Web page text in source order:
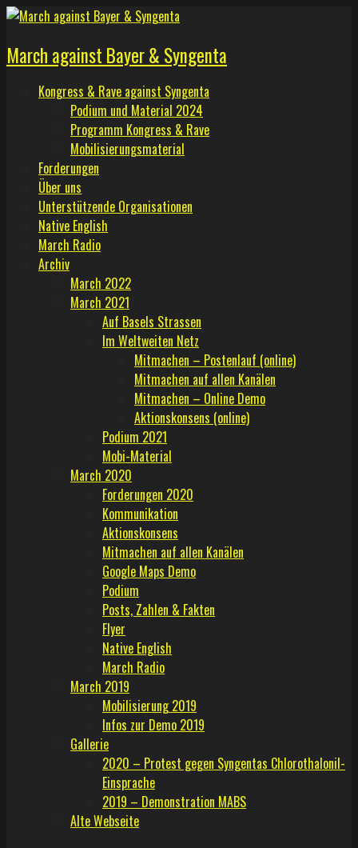
Skip
content
March against Bayer & Syngenta
Kongress & Rave against Syngenta
Podium und Material 2024
Programm Kongress & Rave
Mobilisierungsmaterial
Forderungen
Über uns
Unterstützende Organisationen
Native English
March Radio
Archiv
March 2022
March 2021
Auf Basels Strassen
Im Weltweiten Netz
Mitmachen – Postenlauf (online)
Mitmachen auf allen Kanälen
Mitmachen – Online Demo
Aktionskonsens (online)
Podium 2021
Mobi-Material
March 2020
Forderungen 2020
Kommunikation
Aktionskonsens
Mitmachen auf allen Kanälen
Google Maps Demo
Podium
Posts, Zahlen & Fakten
Flyer
Native English
March Radio
March 2019
Mobilisierung 2019
Infos zur Demo 2019
Gallerie
2020 – Protest gegen Syngentas Chlorothalonil-
Einsprache
2019 – Demonstration MABS
Alte Webseite